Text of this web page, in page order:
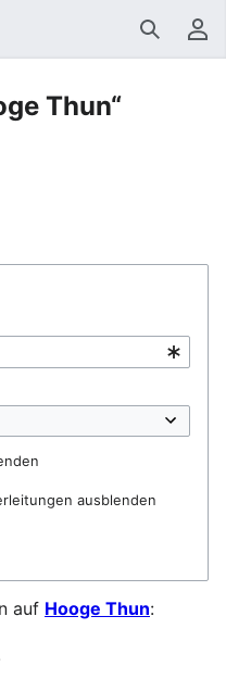
Suchen
Thun“
ausblenden
auf Hooge Thun: